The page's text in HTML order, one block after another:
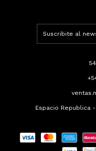
Espacio Republica -